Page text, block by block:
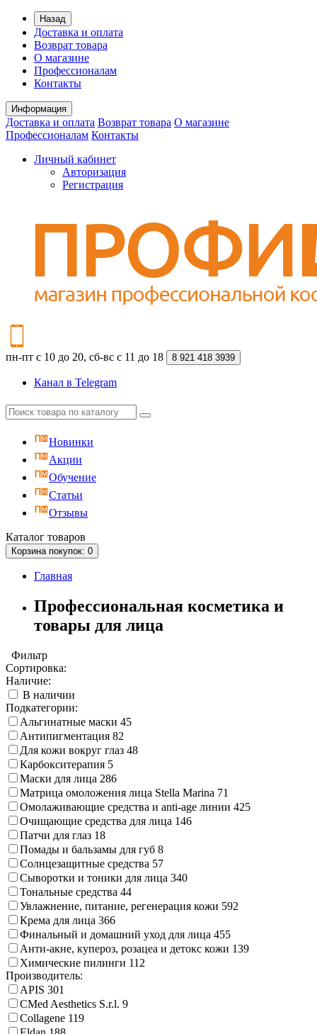
Назад
Доставка и оплата
Возврат товара
О магазине
Профессионалам
Контакты
Информация
Доставка и оплата Возврат товара О магазине
Профессионалам Контакты
Личный кабинет
Авторизация
Регистрация
пн-пт с 10 до 20, сб-вс с 11 до 18 8 921 418 3939
Канал в Telegram
Новинки
Акции
Обучение
Статьи
Отзывы
Каталог товаров
Корзинапокупок: 0
Главная
Профессиональная косметика и
товары для лица
Фильтр
Сортировка:
Наличие:
В наличии
Подкатегории:
Альгинатные маски 45
Антипигментация 82
Для кожи вокруг глаз 48
Карбокситерапия 5
Маски для лица 286
Матрица омоложения лица Stella Marina 71
Омолаживающие средства и anti-age линии 425
Очищающие средства для лица 146
Патчи для глаз 18
Помады и бальзамы для губ 8
Солнцезащитные средства 57
Сыворотки и тоники для лица 340
Тональные средства 44
Увлажнение, питание, регенерация кожи 592
Крема для лица 366
Финальный и домашний уход для лица 455
Анти-акне, купероз, розацеа и детокс кожи 139
Химические пилинги 112
Производитель:
APIS 301
CMed Aesthetics S.r.l. 9
Collagene 119